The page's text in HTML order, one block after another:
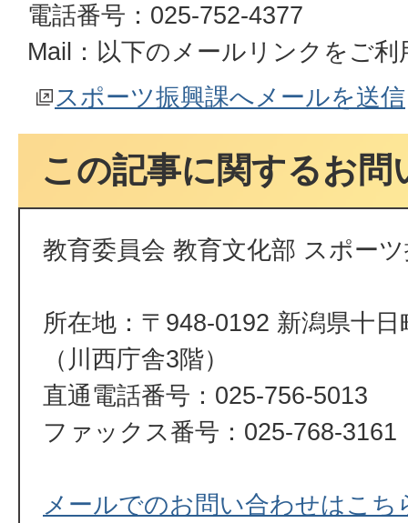
電話番号：025-752-4377
Mail：以下のメールリンクをご
スポーツ振興課へメールを送信
この記事に関するお問
教育委員会 教育文化部 スポー
所在地：〒948-0192 新潟県十
（川西庁舎3階）
直通電話番号：025-756-5013
ファックス番号：025-768-3161
メールでのお問い合わせはこち